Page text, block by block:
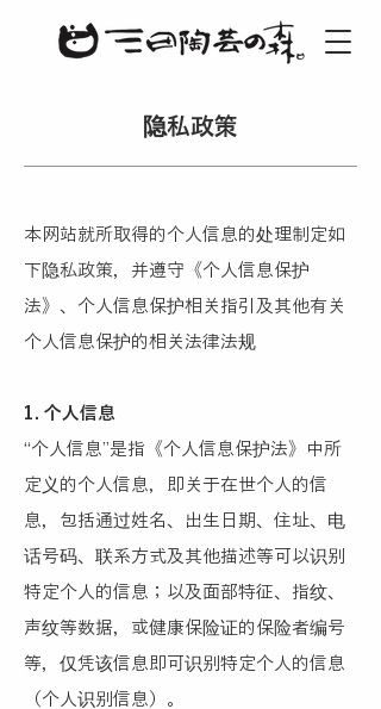
隐私政策
本网站就所取得的个人信息的处理制定如
下隐私政策，并遵守《个人信息保护
法》、个人信息保护相关指引及其他有关
个人信息保护的相关法律法规
1. 个人信息
“个人信息”是指《个人信息保护法》中所
定义的个人信息，即关于在世个人的信
息，包括通过姓名、出生日期、住址、电
话号码、联系方式及其他描述等可以识别
特定个人的信息；以及面部特征、指纹、
声纹等数据，或健康保险证的保险者编号
等，仅凭该信息即可识别特定个人的信息
（个人识别信息）。